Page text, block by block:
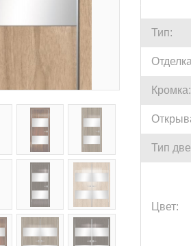
Тип:
Кромка:
Тип
Цвет: